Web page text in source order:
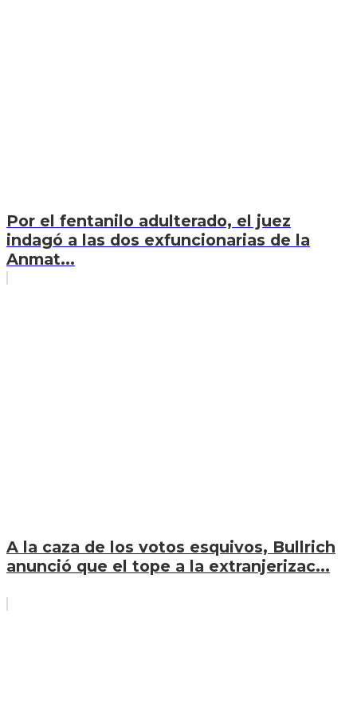
Por el fentanilo adulterado, el juez
indagó a las dos exfuncionarias de la
Anmat...
A la caza de los votos esquivos, Bullrich
anunció que el tope a la extranjerizac...